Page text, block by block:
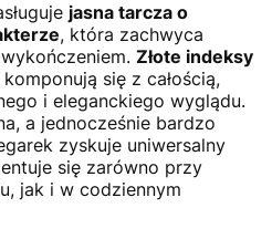
jasna tarcza o
, która zachwyca
Złote indeksy
się z całością,
i eleganckiego wyglądu.
a jednocześnie bardzo
zyskuje uniwersalny
się zarówno przy
jak i w codziennym